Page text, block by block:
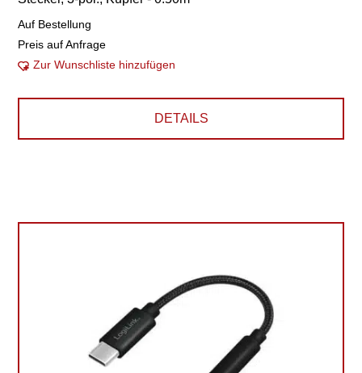
Auf Bestellung
Preis auf Anfrage
Zur Wunschliste hinzufügen
DETAILS